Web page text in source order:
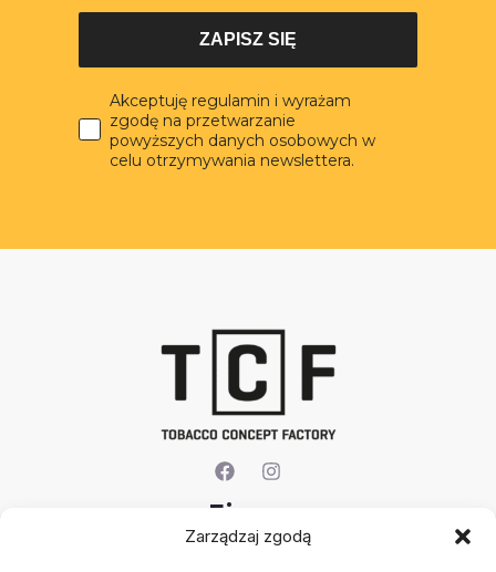
Zarządzaj zgodą
ZAPISZ SIĘ
Akceptuję regulamin i wyrażam
zgodę na przetwarzanie
powyższych danych osobowych w
celu otrzymywania newslettera.
Firma